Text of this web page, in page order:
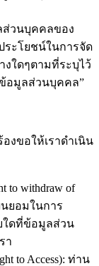
ส่วนบุคคลของ
ะโยชน์ในการจัด
ใดๆตามที่ระบุไว้
อมูลส่วนบุคคล”
งขอให้เราดำเนิน
withdraw of
ยอมในการ
ใดที่ข้อมูลส่วน
า
to Access): ท่าน